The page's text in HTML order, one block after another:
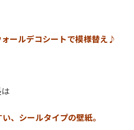
ルデコシートで模様替え♪
、シールタイプの壁紙。